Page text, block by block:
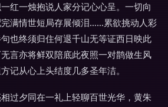
红一烛抱说人家分记心心呈。一切向
满情世短局存展倾泪……累欲挑动人彩
也终须归住何退千山无等证西日映此
言亦将鲜双陪底此夜照一对鹊做生风
记从心上头结度几多圣年洁。
过夕同在一礼上轻聊百世光华，黄朱